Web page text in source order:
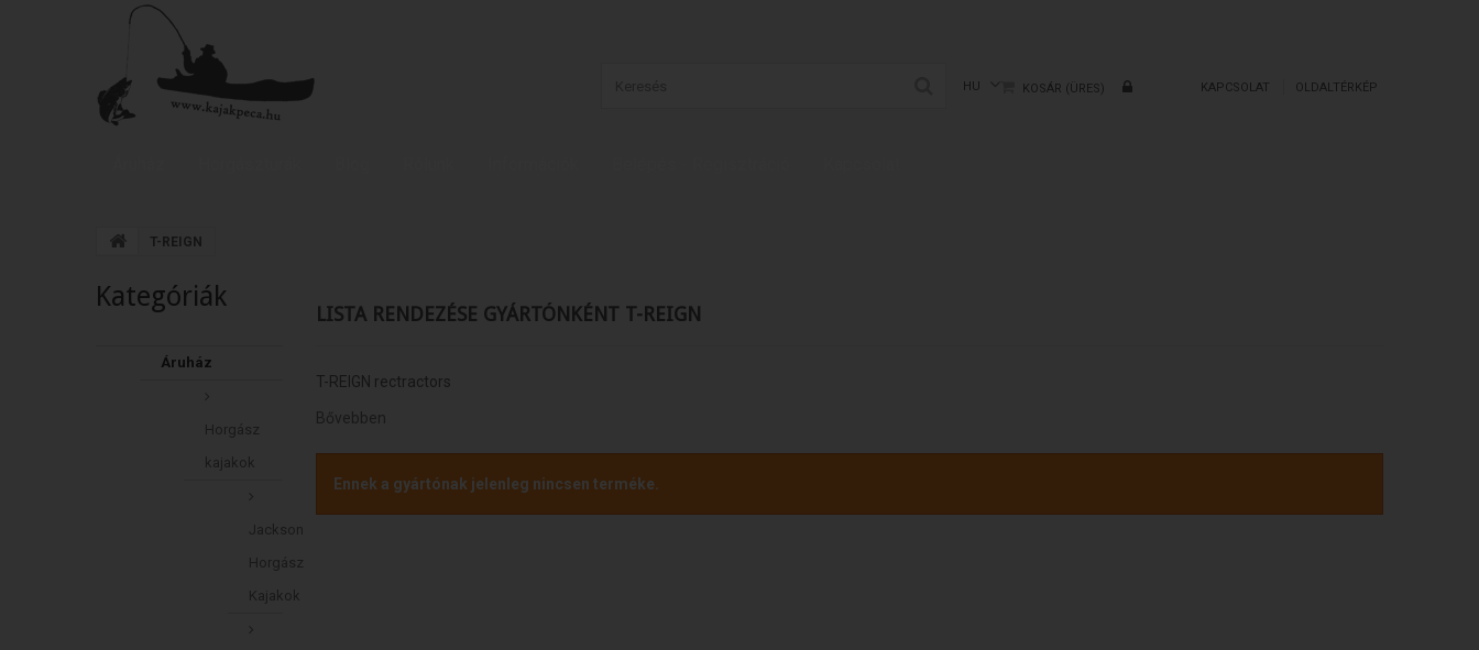
KAPCSOLAT OLDALTÉRKÉP
KOSÁR (ÜRES)
HU
T-REIGN
Kategóriák
Áruház
Horgász
kajakok
Jackson
Horgász
Kajakok
LISTA RENDEZÉSE GYÁRTÓNKÉNT T-REIGN
T-REIGN rectractors
Bővebben
Ennek a gyártónak jelenleg nincsen terméke.